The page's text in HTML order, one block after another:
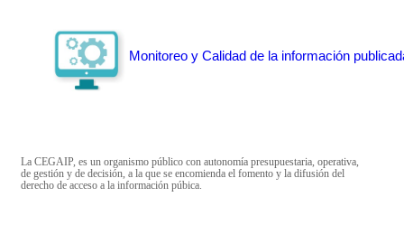
Monitoreo y Calidad de la información
La CEGAIP, es un organismo público con autonomía presupuestaria, operativa,
de gestión y de decisión, a la que se encomienda el fomento y la difusión del
derecho de acceso a la información púbica.